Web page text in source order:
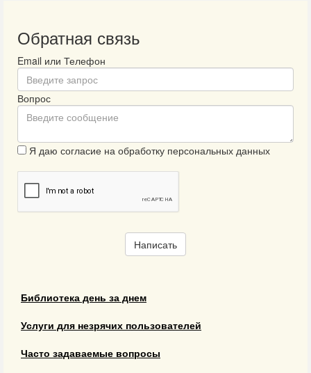
Обратная связь
Email или Телефон
Вопрос
Я даю согласие на обработку персональных данных
Написать
Библиотека день за днем
Услуги для незрячих пользователей
Часто задаваемые вопросы